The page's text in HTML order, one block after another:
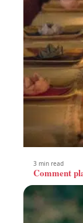
3 min read
Comment